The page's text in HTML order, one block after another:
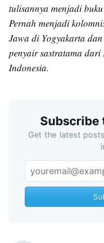
tulisannya menjadi
Pernah menjadi
Jawa di Yogyakarta
penyair sastratama
Indonesia.
Subscribe
Get the latest